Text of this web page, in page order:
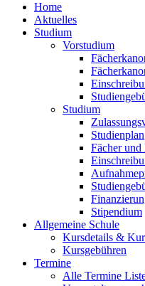
Home
Aktuelles
Studium
Vorstudium
Studium
Studienplan
Fächer und
Stipendium
Allgemeine Schule
Kursdetails &
Kursgebühren
Termine
Alle Termine